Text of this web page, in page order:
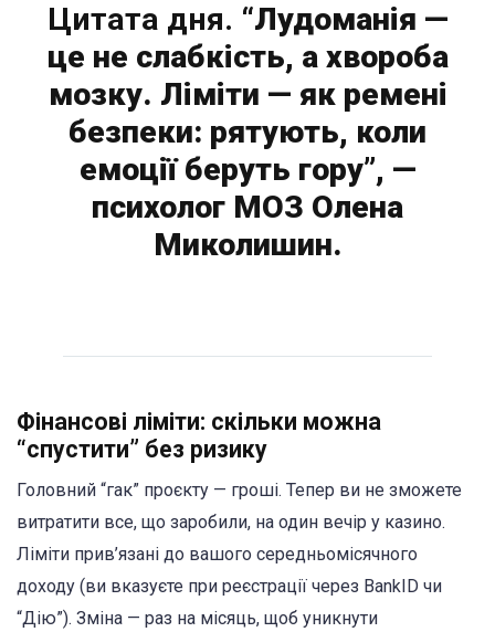
Цитата дня. “Лудоманія —
це не слабкість, а хвороба
мозку. Ліміти — як ремені
безпеки: рятують, коли
емоції беруть гору”, —
психолог МОЗ Олена
Миколишин.
Фінансові ліміти: скільки можна
“спустити” без ризику
Головний “гак” проєкту — гроші. Тепер ви не зможете
витратити все, що заробили, на один вечір у казино.
Ліміти прив’язані до вашого середньомісячного
доходу (ви вказуєте при реєстрації через BankID чи
“Дію”). Зміна — раз на місяць, щоб уникнути